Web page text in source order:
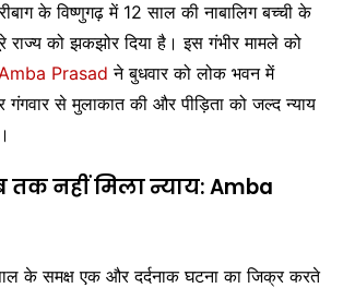
के विष्णुगढ़ में 12 साल की नाबालिग बच्ची के
राज्य को झकझोर दिया है। इस गंभीर मामले को
Prasad ने बुधवार को लोक भवन में
गंगवारसे मुलाकात की और पीड़िता को जल्द न्याय
तक नहीं मिला न्याय: Amba
के समक्ष एक और दर्दनाक घटना का जिक्र करते